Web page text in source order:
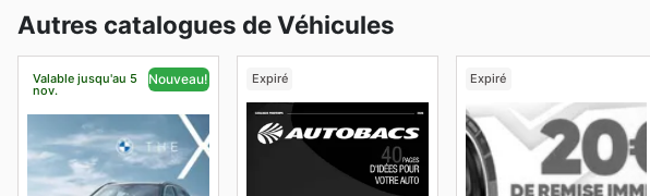
Autres catalogues de Véhicules
Valable jusqu'au 5
nov.
Nouveau! Expiré Expiré